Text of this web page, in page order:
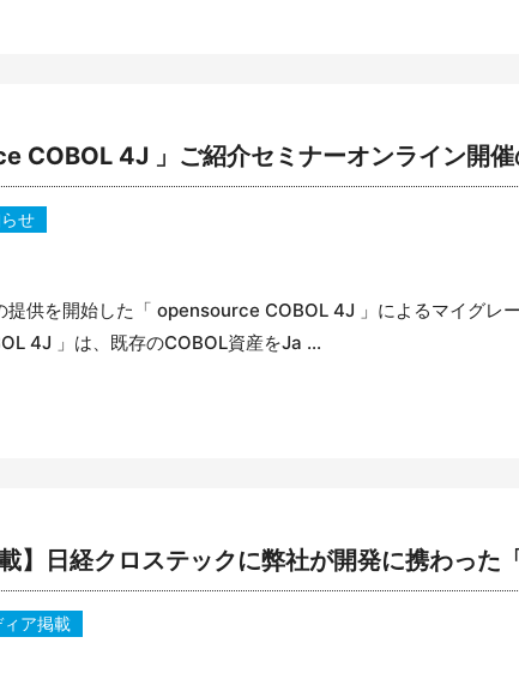
COBOL 4J 」ご紹介セミナーオンライン開
せ
提供を開始した「 opensource COBOL 4J 」によるマイグレ
4J 」は、既存のCOBOL資産をJa ...
載】日経クロステックに弊社が開発に携わっ
ィア掲載